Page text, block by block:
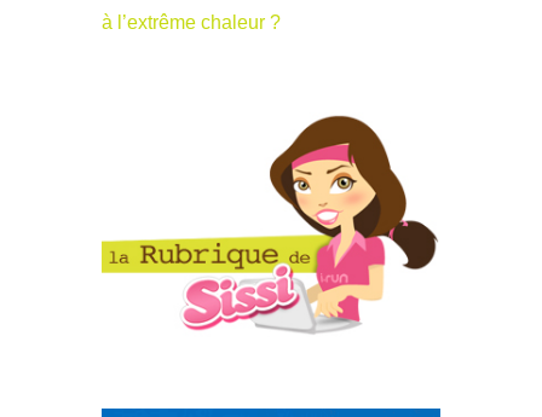
à l’extrême chaleur ?